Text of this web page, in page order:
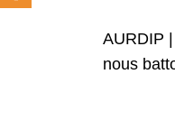
AURDIP
nous